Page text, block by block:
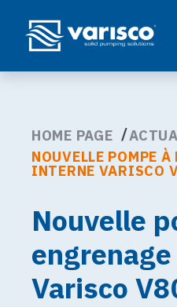
HOME PAGE
NOUVELLE POMPE À
INTERNE VARISCO
Nouvelle
Varisco